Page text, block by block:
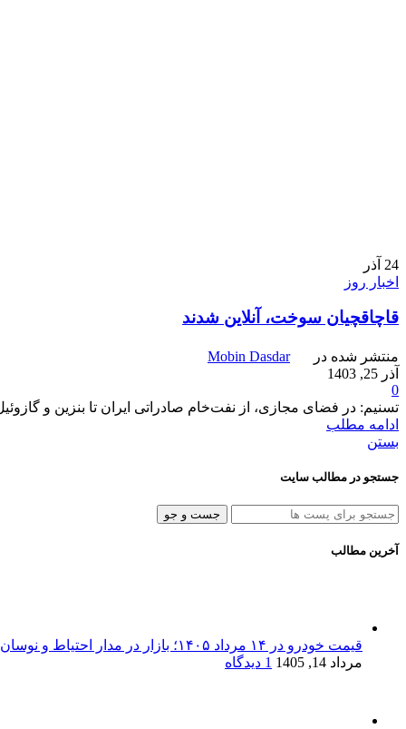
24 آذر
اخبار روز
قاچاقچیان سوخت، آنلاین شدند
منتشر شده در
Mobin Dasdar
آذر 25, 1403
0
تسنیم: در فضای مجازی، از نفت‌خام صادراتی ایران تا بنزین و
ادامه مطلب
بستن
جستجو در مطالب سایت
جست و جو
آخرین مطالب
قیمت خودرو در ۱۴ مرداد ۱۴۰۵؛ بازار در مدار احتیاط و نوسان‌های پراکنده
مرداد 14, 1405
1 دیدگاه